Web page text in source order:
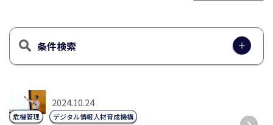
条件検索
2024.10.24
危機管理 デジタル情報人材育成機構